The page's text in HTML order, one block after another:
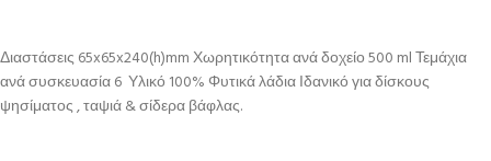
Διαστάσεις 65x65x240(h)mm Χωρητικότητα ανά δοχείο 500 ml Τεμάχια
ανά συσκευασία 6 Υλικό 100% Φυτικά λάδια Ιδανικό για δίσκους
ψησίματος , ταψιά & σίδερα βάφλας.